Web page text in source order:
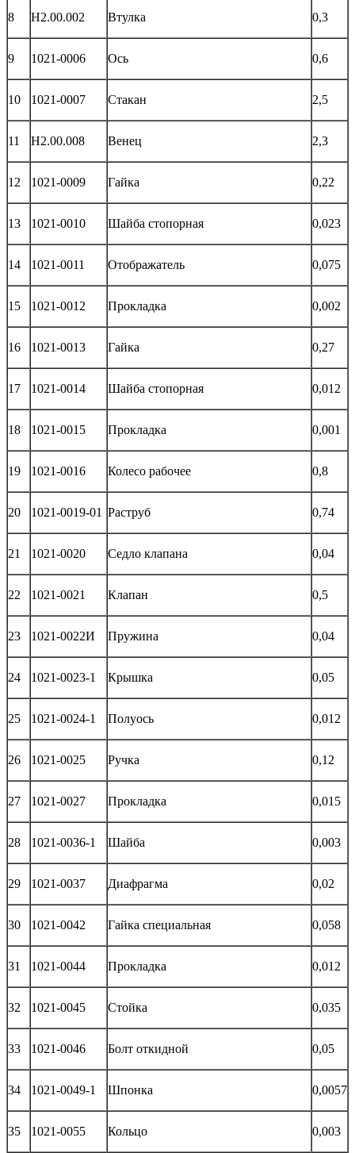
8 Н2.00.002 Втулка 0,3
9 1021-0006 Ось 0,6
10 1021-0007 Стакан 2,5
11 Н2.00.008 Венец 2,3
12 1021-0009 Гайка 0,22
13 1021-0010 Шайба стопорная 0,023
14 1021-0011 Отображатель 0,075
15 1021-0012 Прокладка 0,002
16 1021-0013 Гайка 0,27
17 1021-0014 Шайба стопорная 0,012
18 1021-0015 Прокладка 0,001
19 1021-0016 Колесо рабочее 0,8
20 1021-0019-01 Раструб 0,74
21 1021-0020 Седло клапана 0,04
22 1021-0021 Клапан 0,5
23 1021-0022И Пружина 0,04
24 1021-0023-1 Крышка 0,05
25 1021-0024-1 Полуось 0,012
26 1021-0025 Ручка 0,12
27 1021-0027 Прокладка 0,015
28 1021-0036-1 Шайба 0,003
29 1021-0037 Диафрагма 0,02
30 1021-0042 Гайка специальная 0,058
31 1021-0044 Прокладка 0,012
32 1021-0045 Стойка 0,035
33 1021-0046 Болт откидной 0,05
34 1021-0049-1 Шпонка 0,0057
35 1021-0055 Кольцо 0,003